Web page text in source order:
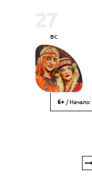
вс
6+ / Начало: